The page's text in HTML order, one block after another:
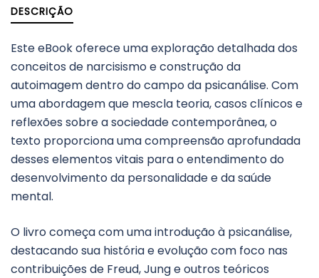
DESCRIÇÃO
Este eBook oferece uma exploração detalhada dos
conceitos de narcisismo e construção da
autoimagem dentro do campo da psicanálise. Com
uma abordagem que mescla teoria, casos clínicos e
reflexões sobre a sociedade contemporânea, o
texto proporciona uma compreensão aprofundada
desses elementos vitais para o entendimento do
desenvolvimento da personalidade e da saúde
mental.
O livro começa com uma introdução à psicanálise,
destacando sua história e evolução com foco nas
contribuições de Freud, Jung e outros teóricos